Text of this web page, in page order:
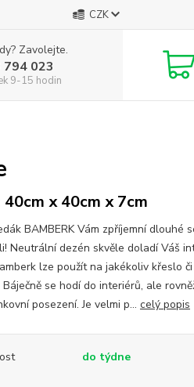
CZK
Zavolejte.
023
9-15 hodin
40cm x 40cm x 7cm
BAMBERK Vám zpříjemní dlouhé
Neutrální dezén skvěle doladí Váš
lze použít na jakékoliv křeslo
se hodí do interiérů, ale
posezení. Je velmi p... celý popis
do týdne